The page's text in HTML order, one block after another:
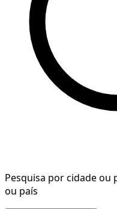
Pesquisa por cidade ou
ou país